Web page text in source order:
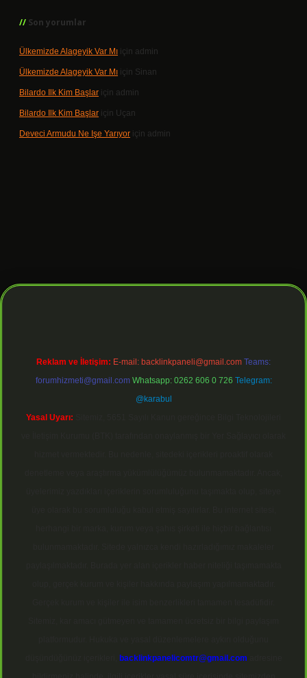
Son yorumlar
Ülkemizde Alageyik Var Mı için admin
Ülkemizde Alageyik Var Mı için Sinan
Bilardo Ilk Kim Başlar için admin
Bilardo Ilk Kim Başlar için Uçan
Deveci Armudu Ne Işe Yarıyor için admin
Reklam ve İletişim: E-mail: backlinkpaneli@gmail.com Teams:
forumhizmeti@gmail.com Whatsapp: 0262 606 0 726 Telegram:
@karabul
Yasal Uyarı:
backlinkpanelicomtr@gmail.com